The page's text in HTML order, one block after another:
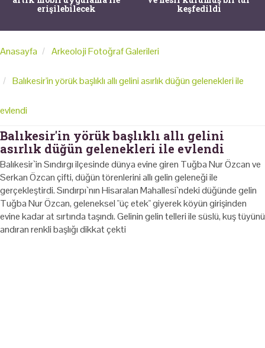
erişilebilecek keşfedildi
Anasayfa Arkeoloji Fotoğraf Galerileri
Balıkesir'in yörük başlıklı allı gelini asırlık düğün gelenekleri ile
evlendi
Balıkesir'in yörük başlıklı allı gelini
asırlık düğün gelenekleri ile evlendi
Balıkesir`in Sındırgı ilçesinde dünya evine giren Tuğba Nur Özcan ve
Serkan Özcan çifti, düğün törenlerini allı gelin geleneği ile
gerçekleştirdi. Sındırpı`nın Hisaralan Mahallesi`ndeki düğünde gelin
Tuğba Nur Özcan, geleneksel "üç etek" giyerek köyün girişinden
evine kadar at sırtında taşındı. Gelinin gelin telleri ile süslü, kuş tüyünü
andıran renkli başlığı dikkat çekti